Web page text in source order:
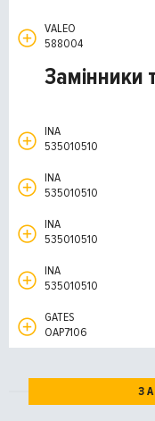
VALEO
588004
Замінники
INA
535010510
INA
535010510
INA
535010510
INA
535010510
GATES
OAP7106